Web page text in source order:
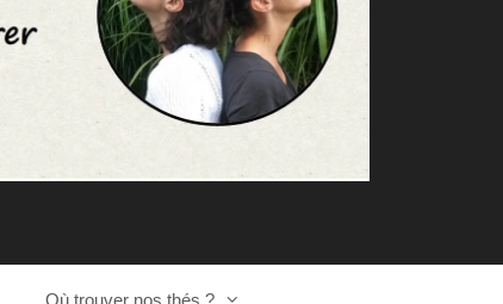
Où trouver nos thés ?